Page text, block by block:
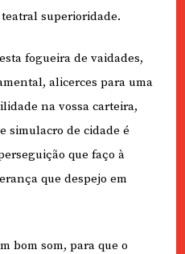
superioridade.
fogueira de vaidades,
alicerces para uma
na vossa carteira,
simulacro de cidade é
que faço à
que despejo em
bom som, para que o